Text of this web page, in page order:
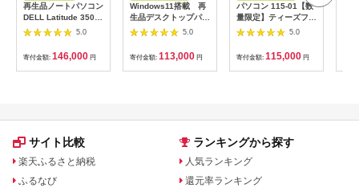
再生品ノートパソコン
DELL Latitude 3500
1台 K007373
5.0
寄付金額: 146,000 円
Windows11搭載 再
生品デスクトップパソ
コン(CY001-1）5.0
寄付金額: 113,000 円
パソコン 115-01【数
量限定】ティーズフュ
ーチャーの再生ノート
PC（Panasonic
Let's note SZ6 CF-
SZ6）【並品】
5.0
寄付金額: 115,000 円
サイト比較
楽天ふるさと納税
ふるなび
ランキングから探す
人気ランキング
還元率ランキング